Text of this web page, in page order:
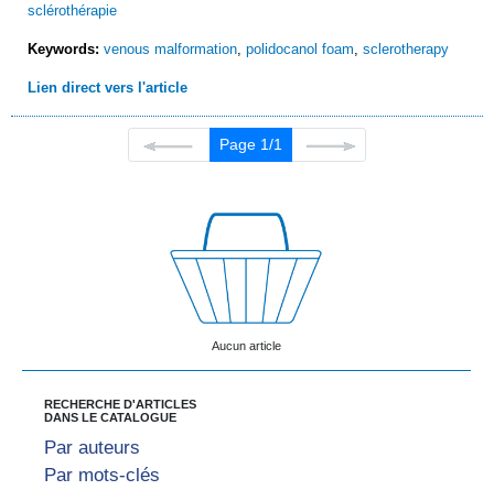
sclérothérapie
Keywords: venous malformation polidocanol foam sclerotherapy
Lien direct vers l'article
Page 1/1
Aucun article
RECHERCHE D'ARTICLES
DANS LE CATALOGUE
Par auteurs
Par mots-clés